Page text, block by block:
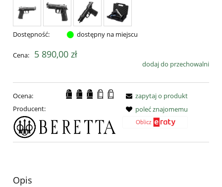
Dostępność: dostępny na miejscu
Cena: 5 890,00 zł
dodaj do przechowalni
Ocena:
Producent:
zapytaj o produkt
poleć znajomemu
Opis